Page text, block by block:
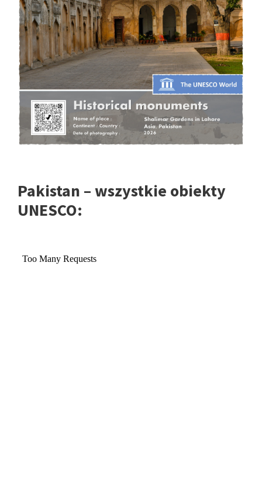
Pakistan – wszystkie obiekty
UNESCO: